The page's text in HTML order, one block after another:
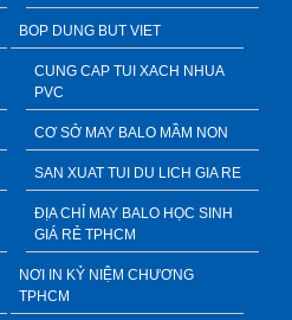
BOP DUNG BUT VIET
CUNG CAP TUI XACH NHUA
PVC
CƠ SỞ MAY BALO MẦM NON
SAN XUAT TUI DU LICH GIA RE
ĐỊA CHỈ MAY BALO HỌC SINH
GIÁ RẺ TPHCM
NƠI IN KỶ NIỆM CHƯƠNG
TPHCM